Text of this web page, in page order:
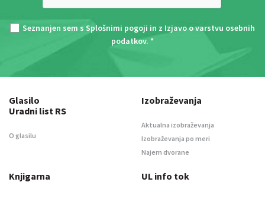
Seznanjen sem s Splošnimi pogoji in z Izjavo o varstvu osebnih
podatkov. *
Glasilo
Uradni list RS
O glasilu
Izobraževanja
Aktualna izobraževanja
Izobraževanja po meri
Najem dvorane
Knjigarna UL info tok